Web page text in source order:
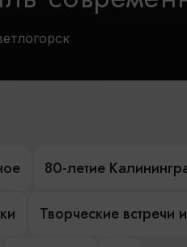
80-летие
Творческие встречи